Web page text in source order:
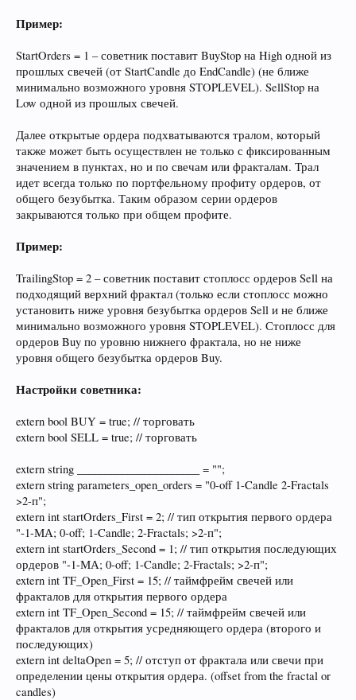
Пример:
StartOrders = 1 – советник поставит BuyStop на High одной из
прошлых свечей (от StartCandle до EndCandle) (не ближе
минимально возможного уровня STOPLEVEL). SellStop на
Low одной из прошлых свечей.
Далее открытые ордера подхватываются тралом, который
также может быть осуществлен не только с фиксированным
значением в пунктах, но и по свечам или фракталам. Трал
идет всегда только по портфельному профиту ордеров, от
общего безубытка. Таким образом серии ордеров
закрываются только при общем профите.
Пример:
TrailingStop = 2 – советник поставит стоплосс ордеров Sell на
подходящий верхний фрактал (только если стоплосс можно
установить ниже уровня безубытка ордеров Sell и не ближе
минимально возможного уровня STOPLEVEL). Стоплосс для
ордеров Buy по уровню нижнего фрактала, но не ниже
уровня общего безубытка ордеров Buy.
Настройки советника:
extern bool BUY = true; // торговать
extern bool SELL = true; // торговать
extern string ______________________ = "";
extern string parameters_open_orders = "0-off 1-Candle 2-Fractals
>2-п";
extern int startOrders_First = 2; // тип открытия первого ордера
"-1-МА; 0-off; 1-Candle; 2-Fractals; >2-п";
extern int startOrders_Second = 1; // тип открытия последующих
ордеров "-1-МА; 0-off; 1-Candle; 2-Fractals; >2-п";
extern int TF_Open_First = 15; // таймфрейм свечей или
фракталов для открытия первого ордера
extern int TF_Open_Second = 15; // таймфрейм свечей или
фракталов для открытия усредняющего ордера (второго и
последующих)
extern int deltaOpen = 5; // отступ от фрактала или свечи при
определении цены открытия ордера. (offset from the fractal or
candles)